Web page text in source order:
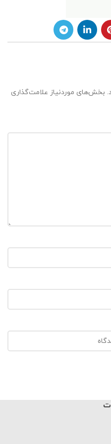
بخش‌های موردنیاز علامت‌گذاری